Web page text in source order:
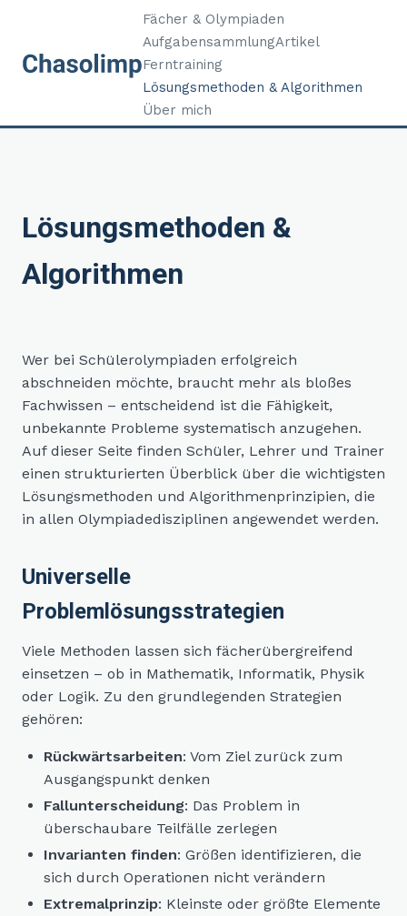
Fächer & Olympiaden
AufgabensammlungArtikel
Ferntraining
Lösungsmethoden & Algorithmen
Über mich
Lösungsmethoden &
Algorithmen
Wer bei Schülerolympiaden erfolgreich
abschneiden möchte, braucht mehr als bloßes
Fachwissen – entscheidend ist die Fähigkeit,
unbekannte Probleme systematisch anzugehen.
Auf dieser Seite finden Schüler, Lehrer und Trainer
einen strukturierten Überblick über die wichtigsten
Lösungsmethoden und Algorithmenprinzipien, die
in allen Olympiadedisziplinen angewendet werden.
Universelle
Problemlösungsstrategien
Viele Methoden lassen sich fächerübergreifend
einsetzen – ob in Mathematik, Informatik, Physik
oder Logik. Zu den grundlegenden Strategien
gehören:
Rückwärtsarbeiten: Vom Ziel zurück zum
Ausgangspunkt denken
Fallunterscheidung: Das Problem in
überschaubare Teilfälle zerlegen
Invarianten finden: Größen identifizieren, die
sich durch Operationen nicht verändern
Extremalprinzip: Kleinste oder größte Elemente